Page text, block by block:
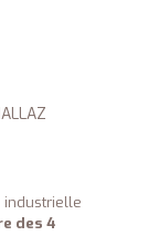
industrielle
des 4